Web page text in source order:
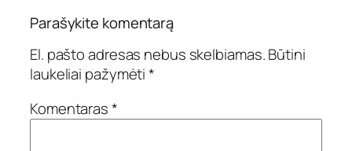
Parašykite komentarą
El. pašto adresas nebus skelbiamas.Būtini
laukeliai pažymėti*
Komentaras*